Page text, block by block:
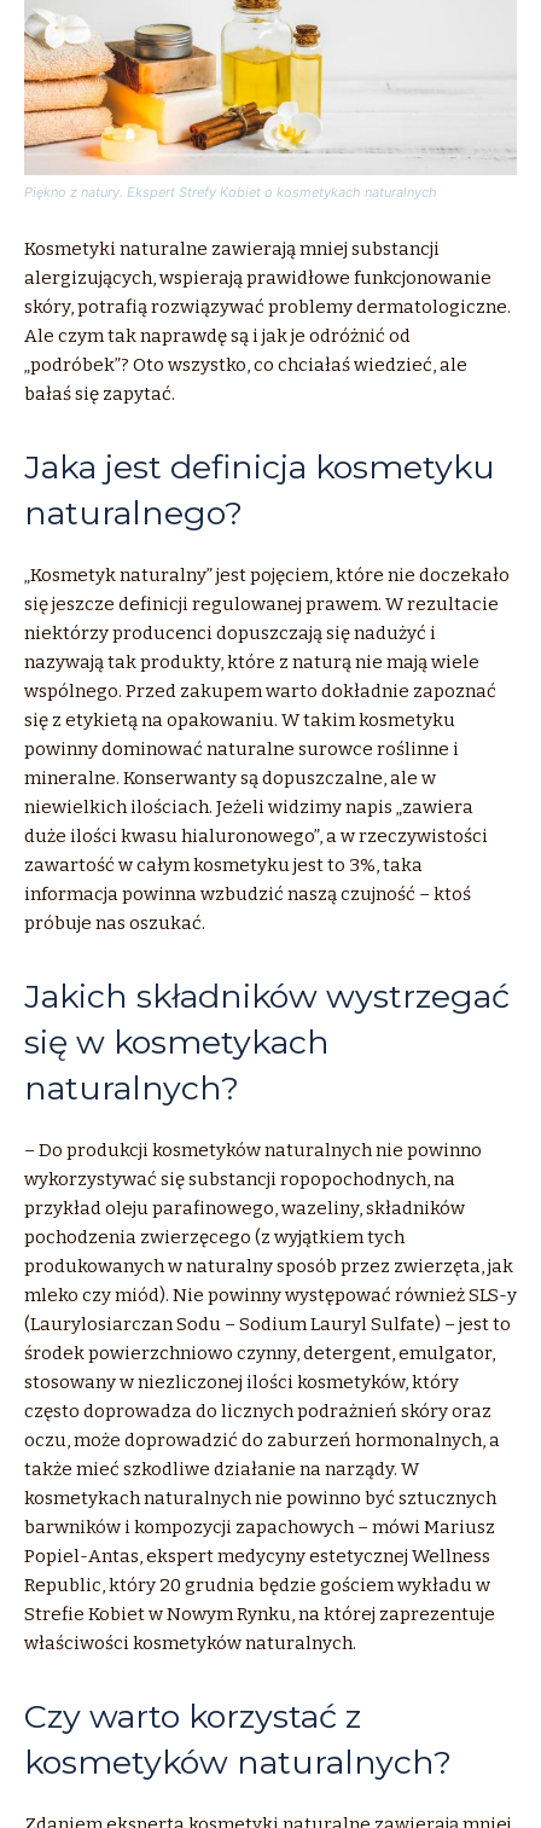
Piękno z natury. Ekspert Strefy Kobiet o kosmetykach naturalnych
Kosmetyki naturalne zawierają mniej substancji
alergizujących, wspierają prawidłowe funkcjonowanie
skóry, potrafią rozwiązywać problemy dermatologiczne.
Ale czym tak naprawdę są i jak je odróżnić od
„podróbek”? Oto wszystko, co chciałaś wiedzieć, ale
bałaś się zapytać.
Jaka jest definicja kosmetyku
naturalnego?
„Kosmetyk naturalny” jest pojęciem, które nie doczekało
się jeszcze definicji regulowanej prawem. W rezultacie
niektórzy producenci dopuszczają się nadużyć i
nazywają tak produkty, które z naturą nie mają wiele
wspólnego. Przed zakupem warto dokładnie zapoznać
się z etykietą na opakowaniu. W takim kosmetyku
powinny dominować naturalne surowce roślinne i
mineralne. Konserwanty są dopuszczalne, ale w
niewielkich ilościach. Jeżeli widzimy napis „zawiera
duże ilości kwasu hialuronowego”, a w rzeczywistości
zawartość w całym kosmetyku jest to 3%, taka
informacja powinna wzbudzić naszą czujność – ktoś
próbuje nas oszukać.
Jakich składników wystrzegać
się w kosmetykach
naturalnych?
– Do produkcji kosmetyków naturalnych nie powinno
wykorzystywać się substancji ropopochodnych, na
przykład oleju parafinowego, wazeliny, składników
pochodzenia zwierzęcego (z wyjątkiem tych
produkowanych w naturalny sposób przez zwierzęta, jak
mleko czy miód). Nie powinny występować również SLS-y
(Laurylosiarczan Sodu – Sodium Lauryl Sulfate) – jest to
środek powierzchniowo czynny, detergent, emulgator,
stosowany w niezliczonej ilości kosmetyków, który
często doprowadza do licznych podrażnień skóry oraz
oczu, może doprowadzić do zaburzeń hormonalnych, a
także mieć szkodliwe działanie na narządy. W
kosmetykach naturalnych nie powinno być sztucznych
barwników i kompozycji zapachowych – mówi Mariusz
Popiel-Antas, ekspert medycyny estetycznej Wellness
Republic, który 20 grudnia będzie gościem wykładu w
Strefie Kobiet w Nowym Rynku, na której zaprezentuje
właściwości kosmetyków naturalnych.
Czy warto korzystać z
kosmetyków naturalnych?